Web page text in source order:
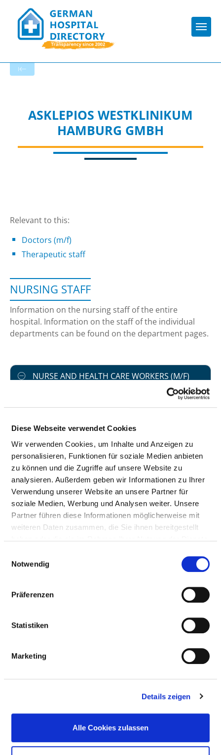
Diese Webseite verwendet Cookies
Wir verwenden Cookies, um Inhalte und Anzeigen zu
personalisieren, Funktionen für soziale Medien anbieten
zu können und die Zugriffe auf unsere Website zu
analysieren. Außerdem geben wir Informationen zu Ihrer
Verwendung unserer Website an unsere Partner für
soziale Medien, Werbung und Analysen weiter. Unsere
Partner führen diese Informationen möglicherweise mit
weiteren Daten zusammen, die Sie ihnen bereitgestellt
Notwendig
Präferenzen
Statistiken
Marketing
Details zeigen
Alle Cookies zulassen
ASKLEPIOS WESTKLINIKUM
HAMBURG GMBH
Relevant to this:
Doctors (m/f)
Therapeutic staff
NURSING STAFF
Information on the nursing staff of the entire
hospital. Information on the staff of the individual
departments can be found on the department pages.
NURSE AND HEALTH CARE WORKERS (M/F)
With and without departmental allocation
GROUP
Number (total)
350,79
Staff in direct
employment
347,44
Staff not in direct
employment
3,35
working hours
PROFESSIONAL
EXPLANATION
74,96
Staff in direct
71,68
Staff not in direct
3,28